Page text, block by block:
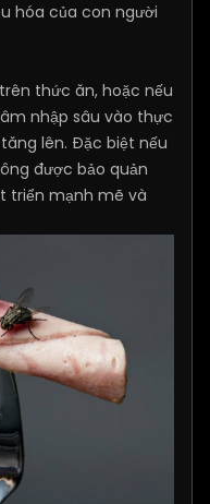
hóa của con người
thức ăn, hoặc nếu
nhập sâu vào thực
lên. Đặc biệt nếu
được bảo quản
triển mạnh mẽ và